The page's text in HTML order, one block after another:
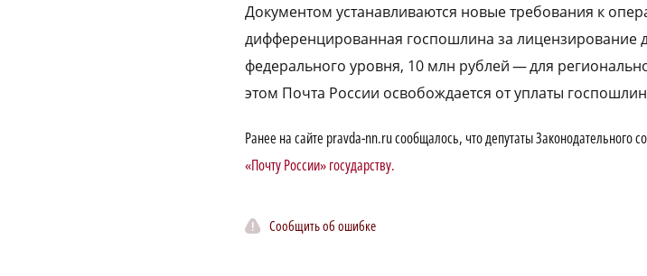
Документом устанавливаются новые требования к
дифференцированная госпошлина за лицензирование
федерального уровня, 10 млн рублей — для
этом Почта России освобождается от уплаты
Ранее на сайте pravda-nn.ru сообщалось, что депутаты Законодательного
«Почту России» государству.
Сообщить об ошибке